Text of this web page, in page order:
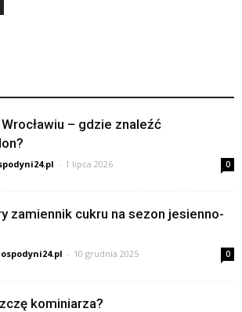
– gdzie znaleźć
- 1 lipca 2026 0
zamiennik cukru na sezon jesienno-
- 10 grudnia 2025 0
kominiarza?